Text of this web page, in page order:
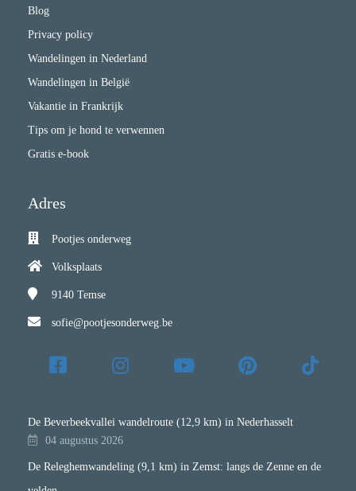
Blog
Privacy policy
Wandelingen in Nederland
Wandelingen in België
Vakantie in Frankrijk
Tips om je hond te verwennen
Gratis e-book
Adres
Pootjes onderweg
Volksplaats
9140 Temse
sofie@pootjesonderweg.be
De Beverbeekvallei wandelroute (12,9 km) in Nederhasselt
04 augustus 2026
De Releghemwandeling (9,1 km) in Zemst: langs de Zenne en de